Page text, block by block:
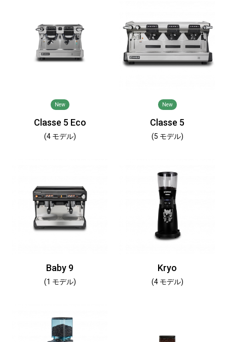
New
Classe 5 Eco
(4 モデル)
New
Classe 5
(5 モデル)
Baby 9
(1 モデル)
Kryo
(4 モデル)